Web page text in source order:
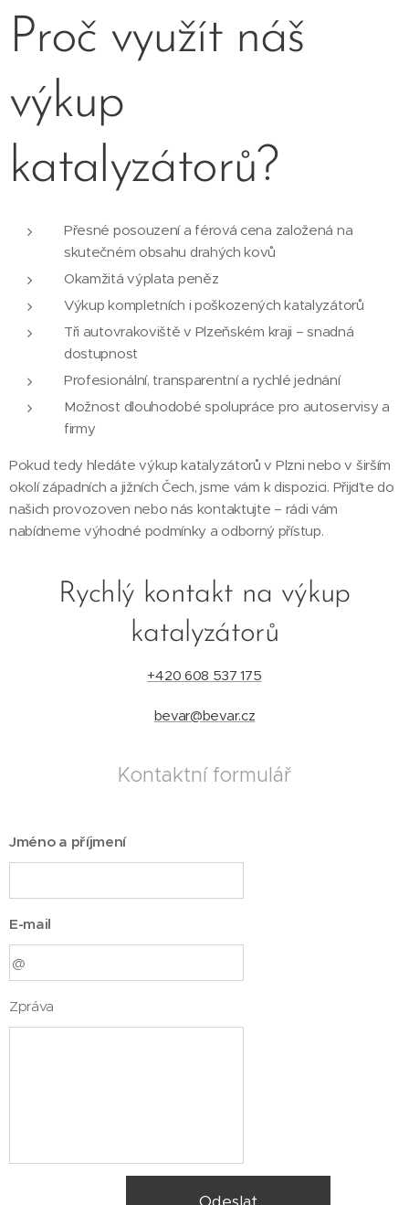
Proč využít náš
výkup
katalyzátorů?
Přesné posouzení a férová cena založená na
skutečném obsahu drahých kovů
Okamžitá výplata peněz
Výkup kompletních i poškozených katalyzátorů
Tři autovrakoviště v Plzeňském kraji – snadná
dostupnost
Profesionální, transparentní a rychlé jednání
Možnost dlouhodobé spolupráce pro autoservisy a
firmy
Pokud tedy hledáte výkup katalyzátorů v Plzni nebo v širším
okolí západních a jižních Čech, jsme vám k dispozici. Přijďte do
našich provozoven nebo nás kontaktujte – rádi vám
nabídneme výhodné podmínky a odborný přístup.
Rychlý kontakt na výkup
katalyzátorů
+420 608 537 175
bevar@bevar.cz
Kontaktní formulář
Jméno a příjmení
E-mail
Zpráva